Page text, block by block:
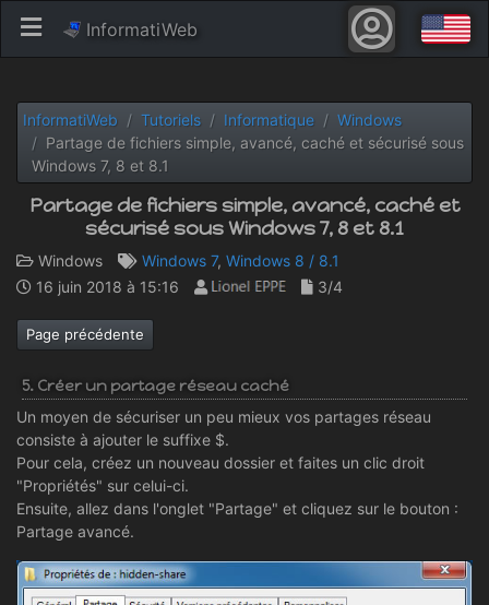
InformatiWeb
InformatiWeb Tutoriels Informatique
Windows
Partage de fichiers simple, avancé, caché et sécurisé sous
Windows 7, 8 et 8.1
Partage de fichiers simple, avancé, caché et
sécurisé sous Windows 7, 8 et 8.1
Windows Windows 7, Windows 8 / 8.1
16 juin 2018 à 15:16
3/4
Page précédente
5. Créer un partage réseau caché
Un moyen de sécuriser un peu mieux vos partages réseau
consiste à ajouter le suffixe $.
Pour cela, créez un nouveau dossier et faites un clic droit
"Propriétés" sur celui-ci.
Ensuite, allez dans l'onglet "Partage" et cliquez sur le bouton :
Partage avancé.